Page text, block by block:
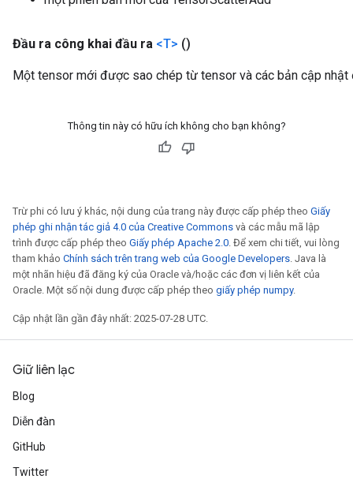
Đầu ra công khai đầu ra <T> ()
Một tensor mới được sao chép từ tensor và các bản cập
Thông tin này có hữu ích không cho bạn không?
Trừ phi có lưu ý khác, nội dung của trang này được cấp phép theo Giấy
phép ghi nhận tác giả 4.0 của Creative Commons và các mẫu mã lập
trình được cấp phép theo Giấy phép Apache 2.0. Để xem chi tiết, vui lòng
tham khảo Chính sách trên trang web của Google Developers. Java là
một nhãn hiệu đã đăng ký của Oracle và/hoặc các đơn vị liên kết của
Oracle. Một số nội dung được cấp phép theo giấy phép numpy.
Cập nhật lần gần đây nhất: 2025-07-28 UTC.
Giữ liên lạc
Blog
Diễn đàn
GitHub
Twitter